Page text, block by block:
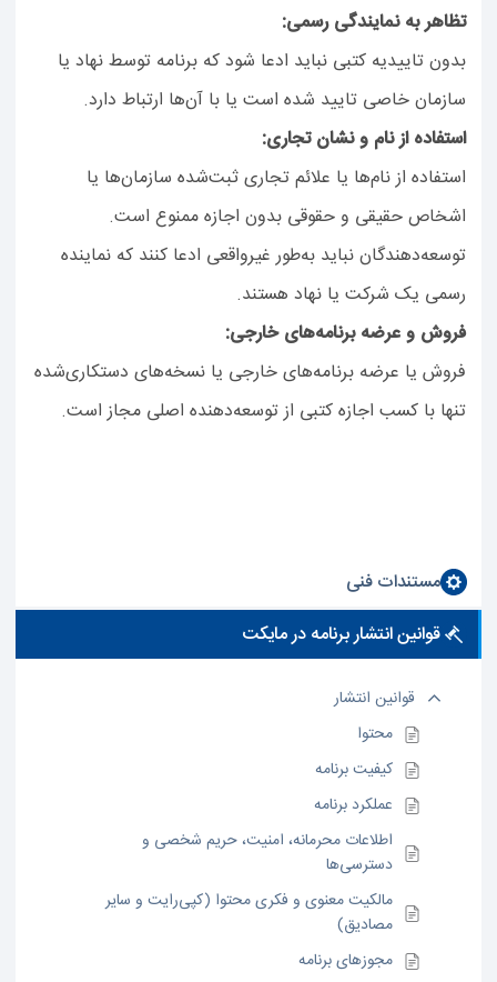
مستندات فنی
قوانین انتشار برنامه در مایکت
قوانین انتشار
محتوا
کیفیت برنامه
عملکرد برنامه
اطلاعات محرمانه، امنیت، حریم شخصی و
دسترسی‌ها
مالکیت معنوی و فکری محتوا (کپی‌رایت و سایر
مصادیق)
مجوز‌های برنامه
تظاهر به نمایندگی رسمی:
بدون تاییدیه کتبی نباید ادعا شود که برنامه توسط نهاد یا
سازمان خاصی تایید شده است یا با آن‌ها ارتباط دارد.
استفاده از نام و نشان تجاری:
استفاده از نام‌ها یا علائم تجاری ثبت‌شده سازمان‌ها یا
اشخاص حقیقی و حقوقی بدون اجازه ممنوع است.
توسعه‌دهندگان نباید به‌طور غیرواقعی ادعا کنند که نماینده
رسمی یک شرکت یا نهاد هستند.
فروش و عرضه برنامه‌های خارجی:
فروش یا عرضه برنامه‌های خارجی یا نسخه‌های دستکاری‌شده
تنها با کسب اجازه کتبی از توسعه‌دهنده اصلی مجاز است.